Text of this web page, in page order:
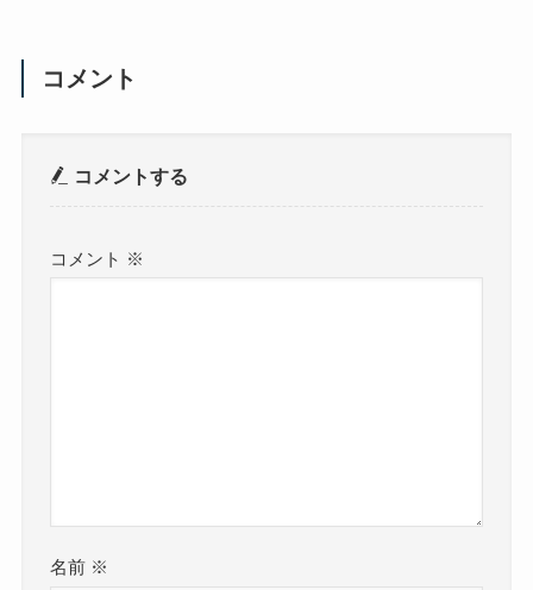
コメント
コメントする
コメント ※
名前 ※